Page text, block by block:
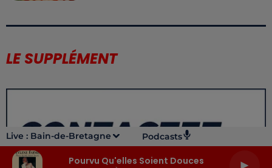
Live : Bain-de-Bretagne Podcasts
Pourvu Qu'elles Soient Douces
LE SUPPLÉMENT